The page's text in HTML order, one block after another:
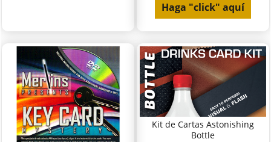
Haga "click" aquí
Kit de Cartas Astonishing
Bottle